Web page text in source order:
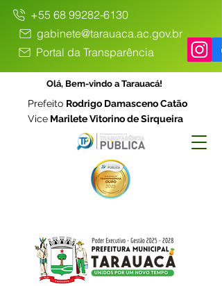
+55 68 99282-6130
gabinete@tarauaca.ac.gov.br
Portal da Transparência
Olá, Bem-vindo a Tarauacá!
Prefeito Rodrigo Damasceno Catão
Vice Marilete Vitorino de Sirqueira